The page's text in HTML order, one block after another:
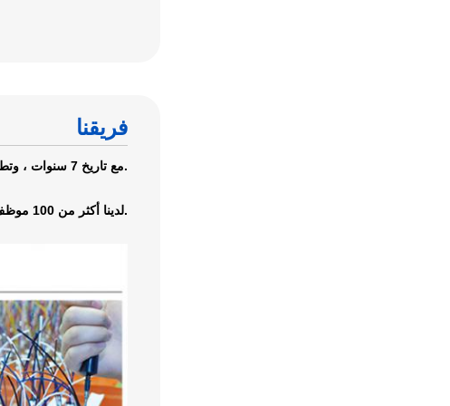
فريقنا
Ebuddy مع تاريخ 7 سنوات ، وتطوير ليكون مع فريق محترف للغاية من البحث والتطوير والتصنيع والمبيعات والخدمات.
لدينا أكثر من 100 موظف.